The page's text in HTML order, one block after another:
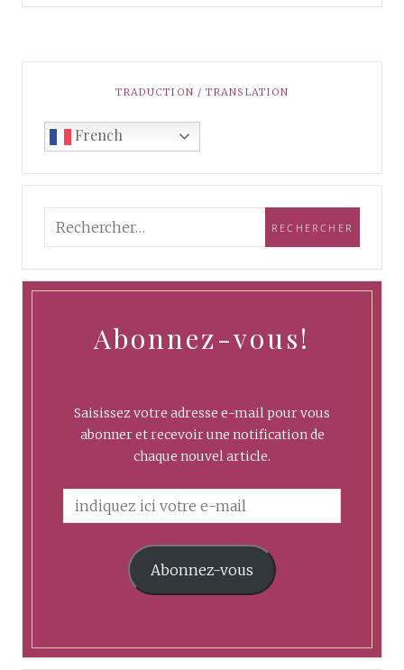
TRADUCTION / TRANSLATION
French
Abonnez-vous!
Saisissez votre adresse e-mail pour vous
abonner et recevoir une notification de
chaque nouvel article.
Abonnez-vous